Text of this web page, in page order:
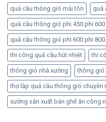
quả cầu thông gió mái tôn quả
quả cầu thông gió phi 450 phi 600
quả cầu thông gió phi 600 phi 800
thi công quả cầu hút nhiệt thi
thông gió nhà xưởng thông gió
thợ lắp quả cầu thông gió chuyên
xưởng sản xuất bàn ghế ăn công